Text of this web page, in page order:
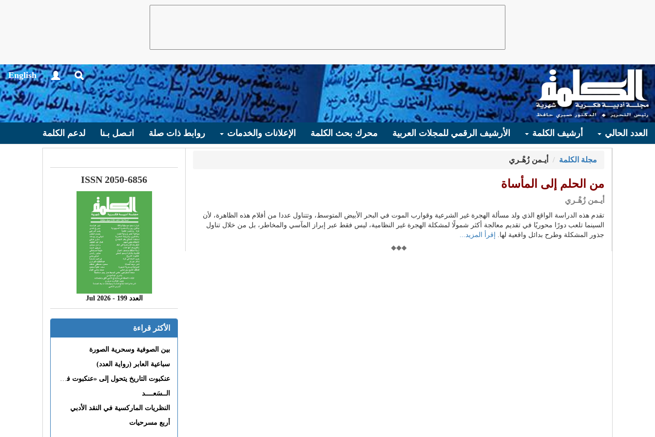
English
العدد الحالي أرشيف الكلمة الأرشيف الرقمي للمجلات العربية محرك بحث الكلمة الإعلانات والخدمات روابط ذات صلة اتـصل بـنا لدعم الكلمة
مجلة الكلمة أيـمن زُهْـري
من الحلم إلى المأساة
أيـمن زُهْـري
تقدم هذه الدراسة الواقع الذي ولد مسألة الهجرة غير الشرعية وقوارب الموت في البحر الأبيض المتوسط، وتتناول عددا من أفلام هذه الظاهرة، لأن
السينما تلعب دورًا محوريًا في تقديم معالجة أكثر شمولًا لمشكلة الهجرة غير النظامية، ليس فقط عبر إبراز المآسي والمخاطر، بل من خلال تناول
جذور المشكلة وطرح بدائل واقعية لها.
إقرأ المزيد...
ISSN 2050-6856
العدد 199 - 2026 Jul
الأكثر قراءة
بين الصوفية وسحرية الصورة
سباعية العابر (رواية العدد)
عنكبوت التاريخ يتحول إلى «عنكبوت فى القلب»
الــسَعــــد
النظريات الماركسية في النقد الأدبي
أربع مسرحيات